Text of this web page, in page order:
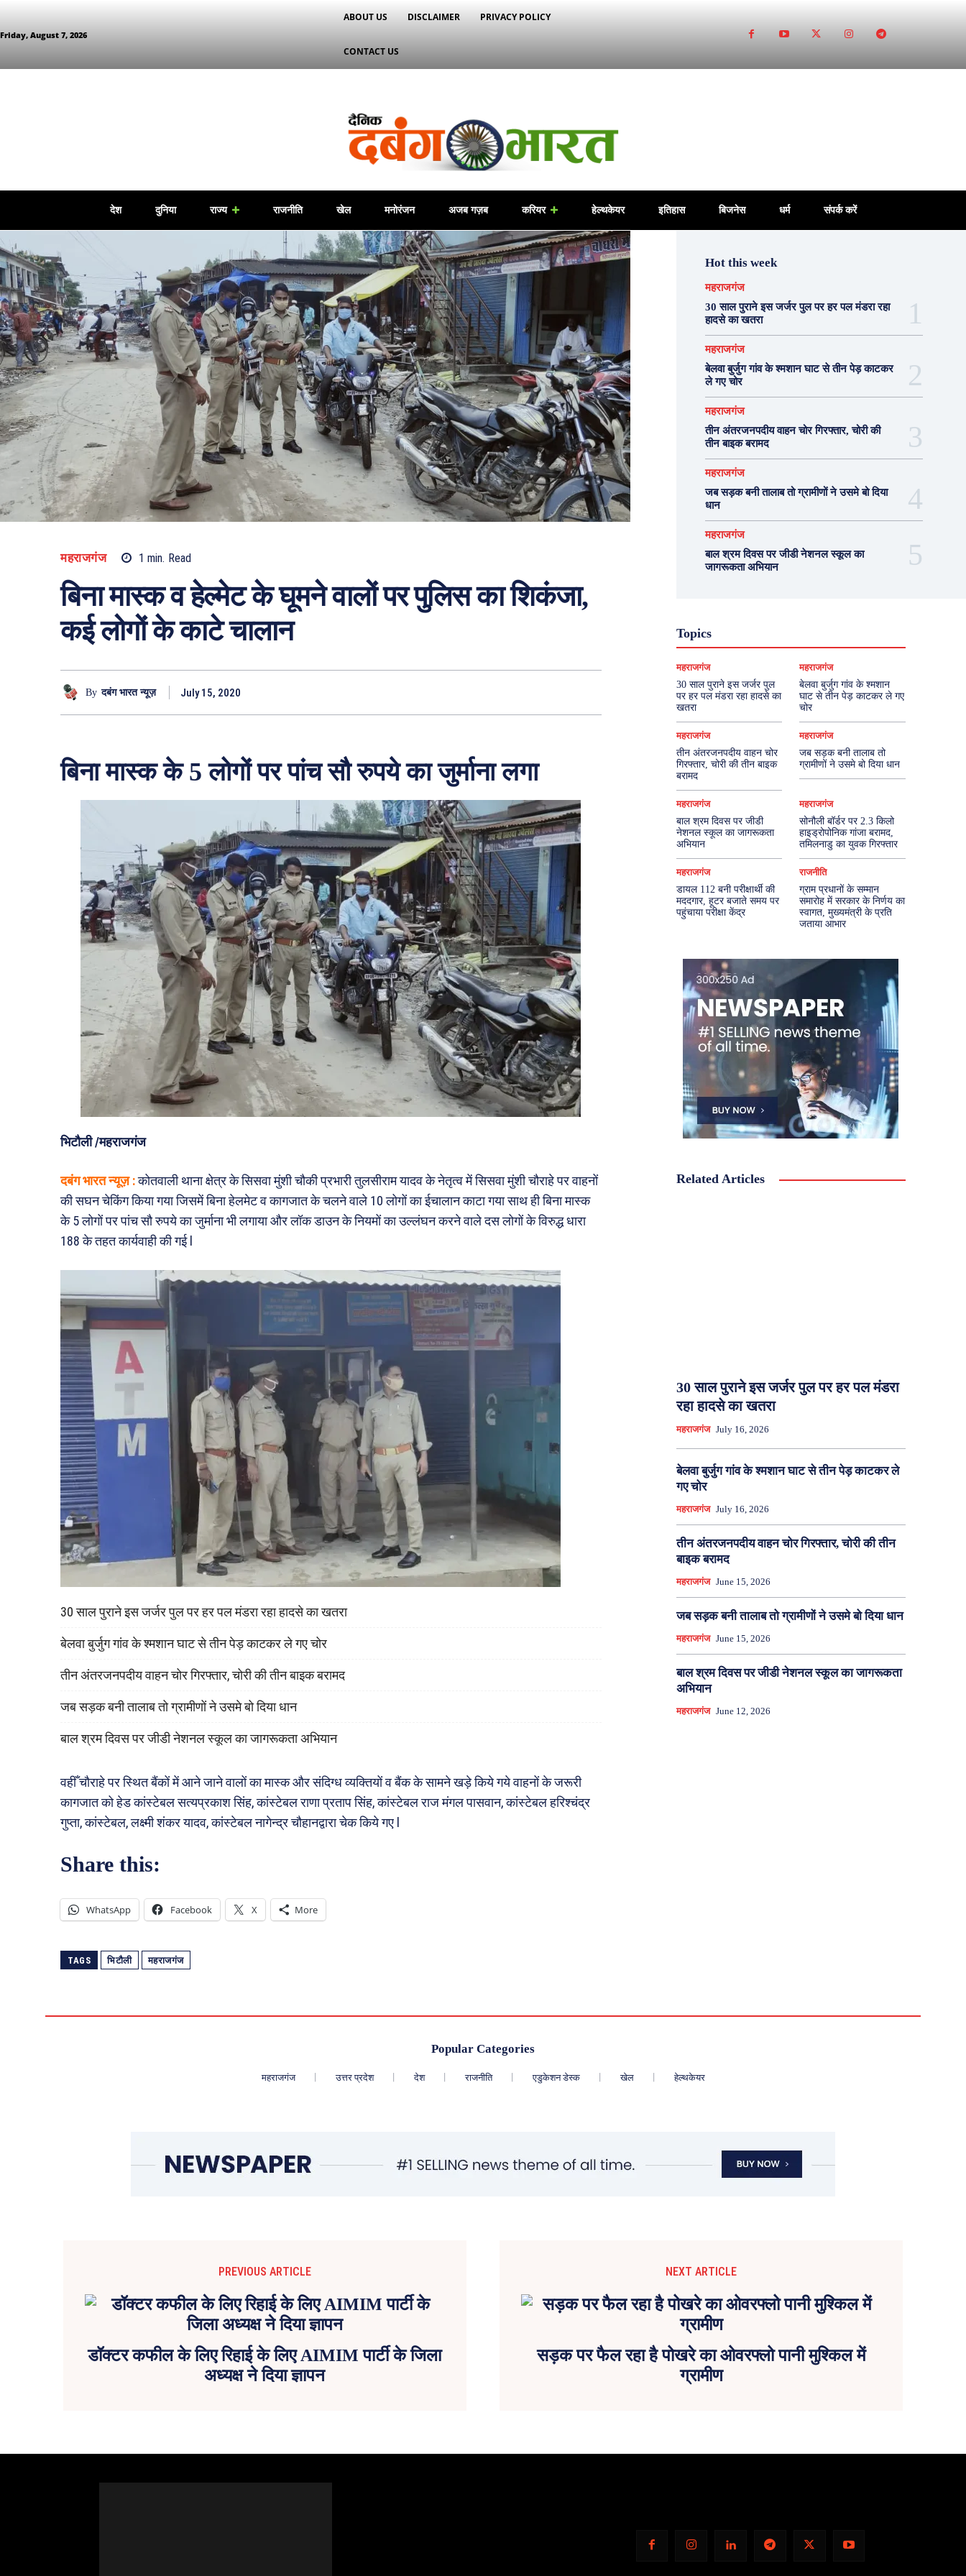
Friday, August 7, 2026
ABOUT US DISCLAIMER PRIVACY POLICY
CONTACT US
देश दुनिया राज्य राजनीति खेल मनोरंजन अजब गज़ब करियर हेल्थकेयर इतिहास बिजनेस धर्म संपर्क करें
महराजगंज 1 min. Read
बिना मास्क व हेल्मेट के घूमने वालों पर पुलिस का शिकंजा,
कई लोगों के काटे चालान
By दबंग भारत न्यूज़ July 15, 2020
बिना मास्क के 5 लोगों पर पांच सौ रुपये का जुर्माना लगा
भिटौली /महराजगंज
दबंग भारत न्यूज़ :कोतवाली थाना क्षेत्र के सिसवा मुंशी चौकी प्रभारी तुलसीराम यादव के नेतृत्व में सिसवा मुंशी चौराहे पर वाहनों
की सघन चेकिंग किया गया जिसमें बिना हेलमेट व कागजात के चलने वाले 10 लोगों का ईचालान काटा गया साथ ही बिना मास्क
के 5 लोगों पर पांच सौ रुपये का जुर्माना भी लगाया और लॉक डाउन के नियमों का उल्लंघन करने वाले दस लोगों के विरुद्ध धारा
188 के तहत कार्यवाही की गई l
30 साल पुराने इस जर्जर पुल पर हर पल मंडरा रहा हादसे का खतरा
बेलवा बुर्जुग गांव के श्मशान घाट से तीन पेड़ काटकर ले गए चोर
तीन अंतरजनपदीय वाहन चोर गिरफ्तार, चोरी की तीन बाइक बरामद
जब सड़क बनी तालाब तो ग्रामीणों ने उसमे बो दिया धान
बाल श्रम दिवस पर जीडी नेशनल स्कूल का जागरूकता अभियान
वहीँ चौराहे पर स्थित बैंकों में आने जाने वालों का मास्क और संदिग्ध व्यक्तियों व बैंक के सामने खड़े किये गये वाहनों के जरूरी
कागजात को हेड कांस्टेबल सत्यप्रकाश सिंह, कांस्टेबल राणा प्रताप सिंह, कांस्टेबल राज मंगल पासवान, कांस्टेबल हरिश्चंद्र
गुप्ता, कांस्टेबल, लक्ष्मी शंकर यादव, कांस्टेबल नागेन्द्र चौहानद्वारा चेक किये गए l
Share this:
WhatsApp Facebook X More
TAGS भिटौली महराजगंज
Hot this week
महराजगंज
30 साल पुराने इस जर्जर पुल पर हर पल मंडरा रहा
हादसे का खतरा
महराजगंज
बेलवा बुर्जुग गांव के श्मशान घाट से तीन पेड़ काटकर
ले गए चोर
महराजगंज
तीन अंतरजनपदीय वाहन चोर गिरफ्तार, चोरी की
तीन बाइक बरामद
महराजगंज
जब सड़क बनी तालाब तो ग्रामीणों ने उसमे बो दिया
धान
महराजगंज
बाल श्रम दिवस पर जीडी नेशनल स्कूल का
जागरूकता अभियान
Topics
महराजगंज
30 साल पुराने इस जर्जर पुल
पर हर पल मंडरा रहा हादसे का
खतरा
महराजगंज
बेलवा बुर्जुग गांव के श्मशान
घाट से तीन पेड़ काटकर ले गए
चोर
महराजगंज
तीन अंतरजनपदीय वाहन चोर
गिरफ्तार, चोरी की तीन बाइक
बरामद
महराजगंज
जब सड़क बनी तालाब तो
ग्रामीणों ने उसमे बो दिया धान
महराजगंज
बाल श्रम दिवस पर जीडी
नेशनल स्कूल का जागरूकता
अभियान
महराजगंज
सोनौली बॉर्डर पर 2.3 किलो
हाइड्रोपोनिक गांजा बरामद,
तमिलनाडु का युवक गिरफ्तार
महराजगंज
डायल 112 बनी परीक्षार्थी की
मददगार, हूटर बजाते समय पर
पहुंचाया परीक्षा केंद्र
राजनीति
ग्राम प्रधानों के सम्मान
समारोह में सरकार के निर्णय का
स्वागत, मुख्यमंत्री के प्रति
जताया आभार
Related Articles
30 साल पुराने इस जर्जर पुल पर हर पल मंडरा
रहा हादसे का खतरा
महराजगंज July 16, 2026
बेलवा बुर्जुग गांव के श्मशान घाट से तीन पेड़ काटकर ले
गए चोर
महराजगंज July 16, 2026
तीन अंतरजनपदीय वाहन चोर गिरफ्तार, चोरी की तीन
बाइक बरामद
महराजगंज June 15, 2026
जब सड़क बनी तालाब तो ग्रामीणों ने उसमे बो दिया धान
महराजगंज June 15, 2026
बाल श्रम दिवस पर जीडी नेशनल स्कूल का जागरूकता
अभियान
महराजगंज June 12, 2026
Popular Categories
महराजगंज उत्तर प्रदेश देश राजनीति एडुकेशन डेस्क खेल हेल्थकेयर
PREVIOUS ARTICLE
डॉक्टर कफील के लिए रिहाई के लिए AIMIM पार्टी के जिला
अध्यक्ष ने दिया ज्ञापन
NEXT ARTICLE
सड़क पर फैल रहा है पोखरे का ओवरफ्लो पानी मुश्किल में
ग्रामीण